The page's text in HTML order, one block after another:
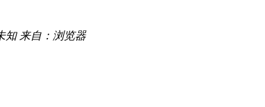
知 来自：浏览器